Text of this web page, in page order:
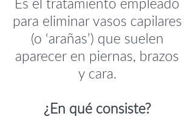
Es el tratamiento empleado
para eliminar vasos capilares
(o ‘arañas’) que suelen
aparecer en piernas, brazos
y cara.
¿En qué consiste?